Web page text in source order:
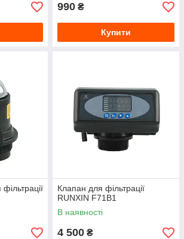
990 ₴
Купити
Клапан для фільтрації
RUNXIN F71В1
В наявності
4 500 ₴